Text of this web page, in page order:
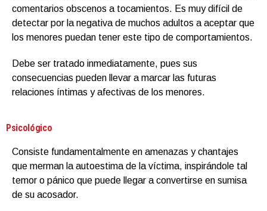
comentarios obscenos a tocamientos. Es muy difícil de
detectar por la negativa de muchos adultos a aceptar que
los menores puedan tener este tipo de comportamientos.
Debe ser tratado inmediatamente, pues sus
consecuencias pueden llevar a marcar las futuras
relaciones íntimas y afectivas de los menores.
Psicológico
Consiste fundamentalmente en amenazas y chantajes
que merman la autoestima de la víctima, inspirándole tal
temor o pánico que puede llegar a convertirse en sumisa
de su acosador.